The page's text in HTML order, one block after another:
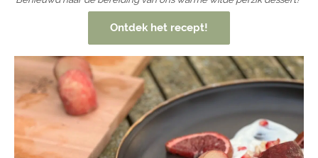
Ontdek het recept!